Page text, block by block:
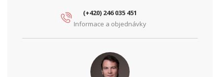
(+420) 246 035 451
Informace a objednávky